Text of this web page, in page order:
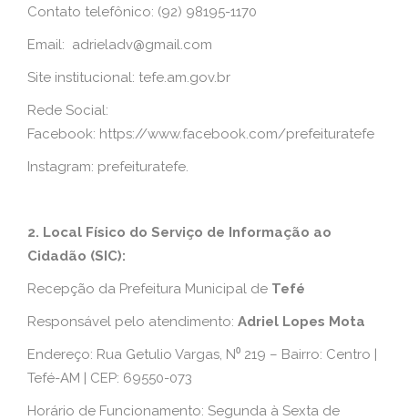
Contato telefônico: (92) 98195-1170
Email: adrieladv@gmail.com
Site institucional: tefe.am.gov.br
Rede Social:
Facebook: https://www.facebook.com/prefeituratefe
Instagram: prefeituratefe.
2. Local Físico do Serviço de Informação ao
Cidadão (SIC):
Recepção da Prefeitura Municipal de Tefé
Responsável pelo atendimento: Adriel Lopes Mota
Endereço: Rua Getulio Vargas, N⁰ 219 – Bairro: Centro |
Tefé-AM | CEP: 69550-073
Horário de Funcionamento: Segunda à Sexta de